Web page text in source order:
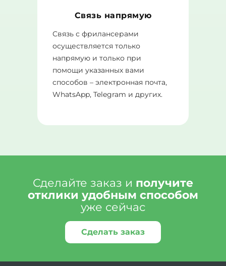
Связь напрямую
Связь с фрилансерами
осуществляется только
напрямую и только при
помощи указанных вами
способов – электронная почта,
WhatsApp, Telegram и других.
Сделайте заказ и получите
отклики удобным способом
уже сейчас
Сделать заказ